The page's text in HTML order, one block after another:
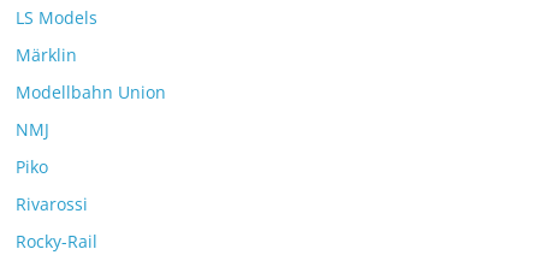
LS Models
Märklin
Modellbahn Union
NMJ
Piko
Rivarossi
Rocky-Rail